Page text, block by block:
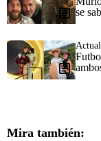
se
Mira también: